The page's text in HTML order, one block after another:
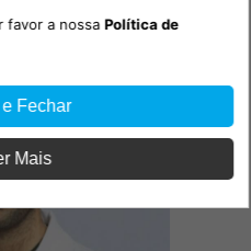
Memórias
favor a nossaPolítica de
Fechar
Mais